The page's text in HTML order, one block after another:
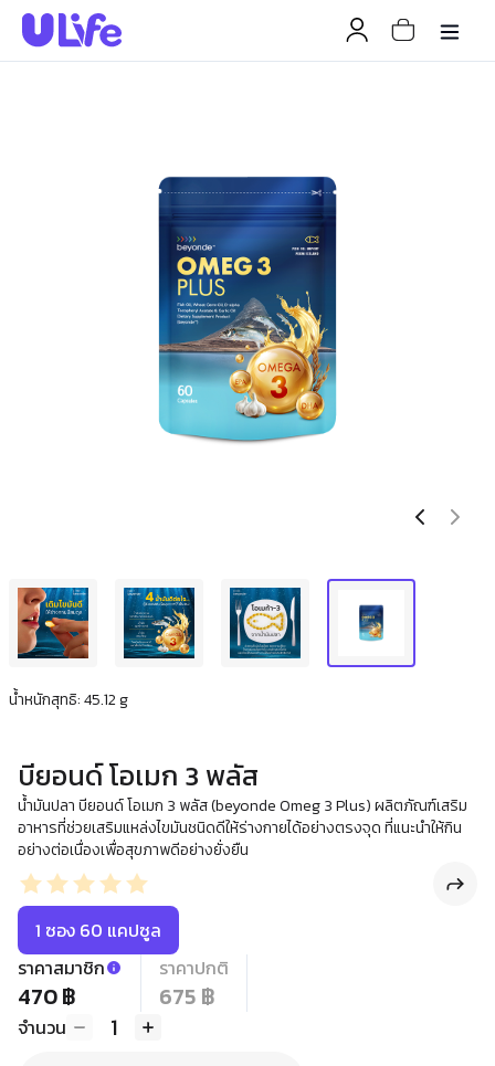
น้ำหนักสุทธิ: 45.12 g
บียอนด์ โอเมก 3 พลัส
น้ำมันปลา บียอนด์ โอเมก 3 พลัส (beyonde Omeg 3 Plus) ผลิตภัณฑ์เสริม
อาหารที่ช่วยเสริมแหล่งไขมันชนิดดีให้ร่างกายได้อย่างตรงจุด ที่แนะนำให้กิน
อย่างต่อเนื่องเพื่อสุขภาพดีอย่างยั่งยืน
1 ซอง 60 แคปซูล
ราคาสมาชิก
470 ฿
ราคาปกติ
675 ฿
จำนวน 1